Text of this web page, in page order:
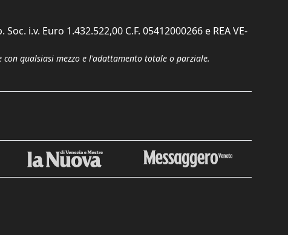
i.v. Euro 1.432.522,00 C.F. 05412000266 e REA VE-
qualsiasi mezzo e l'adattamento totale o parziale.